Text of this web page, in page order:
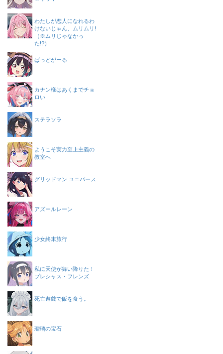
わたしが恋人になれるわ
けないじゃん、ムリムリ!
（※ムリじゃなかっ
た!?）
ばっどがーる
カナン様はあくまでチョ
ロい
ステラソラ
ようこそ実力至上主義の
教室へ
グリッドマン ユニバース
アズールレーン
少女終末旅行
私に天使が舞い降りた！
プレシャス・フレンズ
死亡遊戯で飯を食う。
瑠璃の宝石